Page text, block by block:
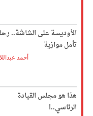
الأوديسة على الشاشة..
تأمل موازية
أحمد
هذا هو مجلس القيادة
الرئاسي..!